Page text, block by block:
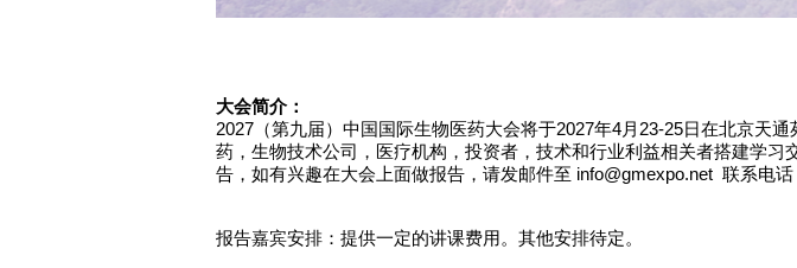
大会简介：
2027（第九届）中国国际生物医药大会将于2027年4月23-25日在北京天
药，生物技术公司，医疗机构， 投资者，技术和行业利益相关者搭建学习
告，如有兴趣在大会上面做报告，请发邮件至 info@gmexpo.net 联系电话
报告嘉宾安排：提供一定的讲课费用。 其他安排待定。